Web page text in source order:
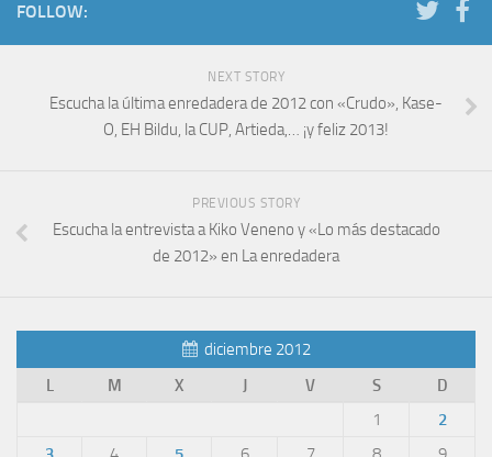
FOLLOW:
NEXT STORY
Escucha la última enredadera de 2012 con «Crudo», Kase-
O, EH Bildu, la CUP, Artieda,… ¡y feliz 2013!
PREVIOUS STORY
Escucha la entrevista a Kiko Veneno y «Lo más destacado
de 2012» en La enredadera
diciembre 2012
L
M X J V S D
1
2